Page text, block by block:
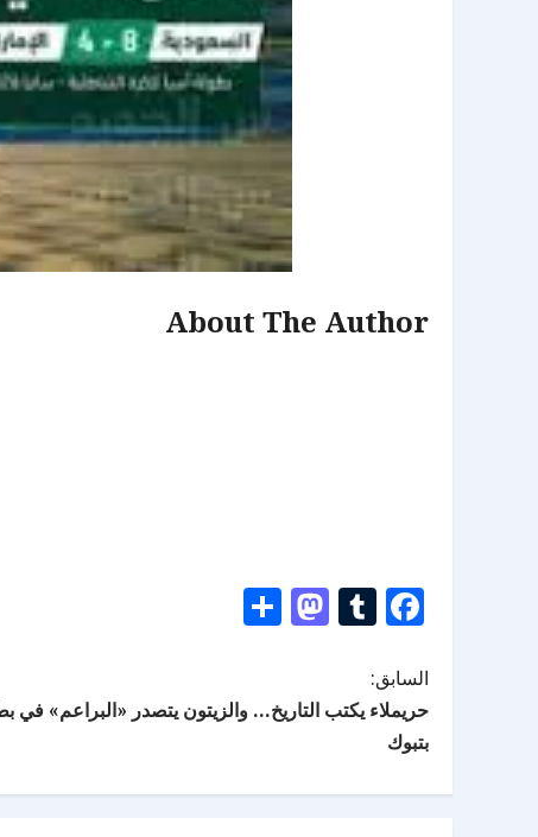
About The Author
Facebook
Tumblr
Mastodon
السابق:
حريملاء يكتب التاريخ… والزيتون يتصدر «البراعم» في
بتبوك